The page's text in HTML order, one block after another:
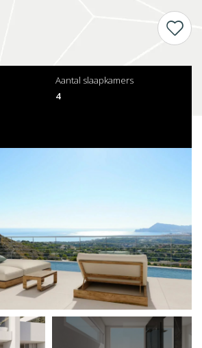
Aantal slaapkamers
4